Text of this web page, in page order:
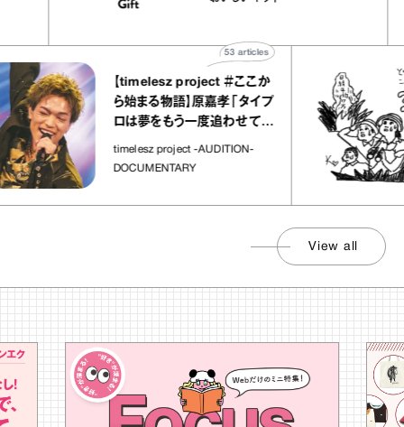
【timelesz project ＃ここか
ら始まる物語】原嘉孝「タイプ
ロは夢をもう一度追わせてく
れた場所」
timelesz project -AUDITION-
DOCUMENTARY
articles
View all